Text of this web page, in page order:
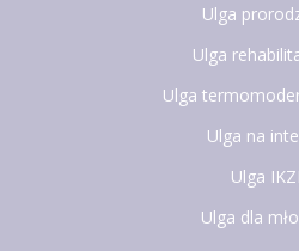
Ulga
Ulga
Ulga
Ulga na
Ulga
Ulga dla